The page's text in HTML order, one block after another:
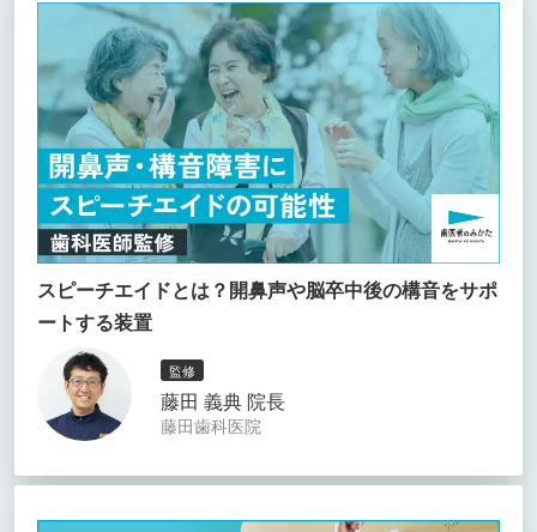
スピーチエイドとは？開鼻声や脳卒中後の構音をサポ
ートする装置
監修
藤田 義典 院長
藤田歯科医院